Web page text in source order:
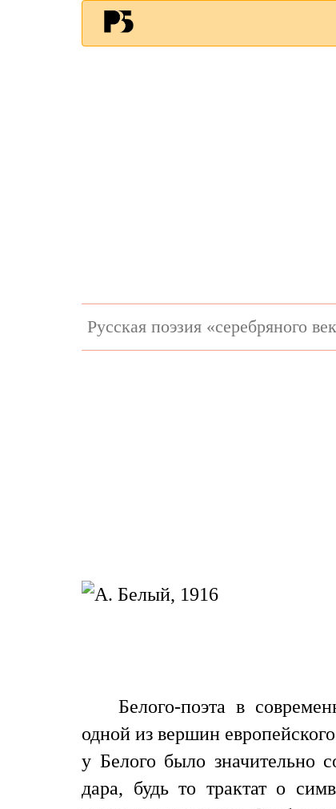
Русская поэзия «серебряного
Белого-поэта в
одной из вершин
у Белого было значительно
дара, будь то трактат о